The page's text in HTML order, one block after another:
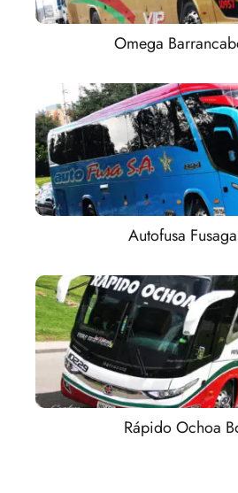
Omega
Autofusa
Rápido Ochoa